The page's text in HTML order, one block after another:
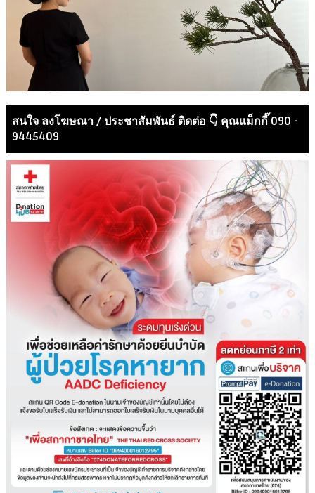
สนใจ ลงโฆษณา / ประชาสัมพันธ์ ติดต่อ 👇 คุณแม็กกี๊ 090 -
9445409